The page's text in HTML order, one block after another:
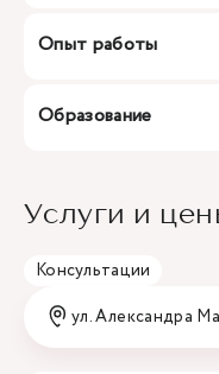
Опыт работы
Образование
Услуги и
Консультации
ул. Александра